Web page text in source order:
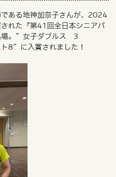
ある地神加奈子さんが、2024
れた『第41回全日本シニアバ
場。”女子ダブルス 3
8”に入賞されました！